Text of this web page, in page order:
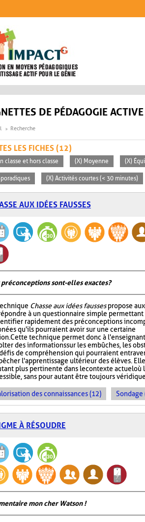
DE PÉDAGOGIE ACTIVE
Recherche
LES FICHES (12)
classe et hors classe (X) Moyenne (X)
(X) Activités courtes (< 30 minutes)
AUX IDÉES FAUSSES
préconceptions sont-elles exactes ?
Chasse aux idées faussespropose
à un questionnaire simple permettant
rapidement des préconceptions
qu'ils pourraient avoir sur une certaine
Cette technique permet donc à
des informations sur les embûches, les
de compréhension qui pourraient
l'apprentissage ultérieur des élèves.
plus pertinente dans le contexte actuel
sans pour autant être toujours
des connaissances (12) Sondage
À RÉSOUDRE
mon cher Watson !